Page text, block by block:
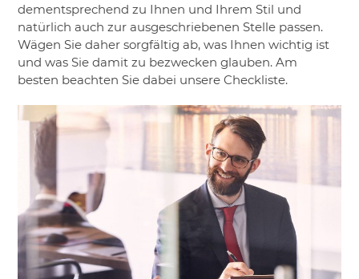
dementsprechend zu Ihnen und Ihrem Stil und
natürlich auch zur ausgeschriebenen Stelle passen.
Wägen Sie daher sorgfältig ab, was Ihnen wichtig ist
und was Sie damit zu bezwecken glauben. Am
besten beachten Sie dabei unsere Checkliste.